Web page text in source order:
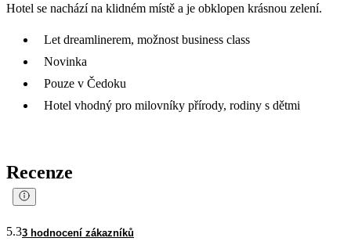
Hotel se nachází na klidném místě a je obklopen krásnou zelení.
Let dreamlinerem, možnost business class
Novinka
Pouze v Čedoku
Hotel vhodný pro milovníky přírody, rodiny s dětmi
Recenze
5.33 hodnocení zákazníků